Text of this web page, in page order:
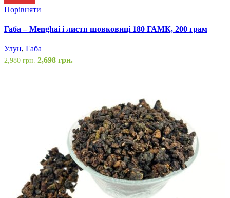
Порівняти
Габа – Menghai і листя шовковиці 180 ГАМК, 200 грам
Улун, Габа
2,980грн. 2,698 грн.